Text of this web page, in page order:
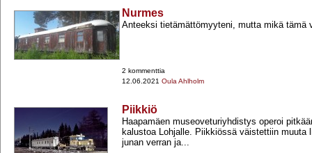
Nurmes
Anteeksi tietämättömyyteni, mutta mikä tämä
2 kommenttia
12.06.2021 Oula Ahlholm
Piikkiö
Haapamäen museoveturiyhdistys operoi
kalustoa Lohjalle. Piikkiössä väistettiin muuta
junan verran ja...